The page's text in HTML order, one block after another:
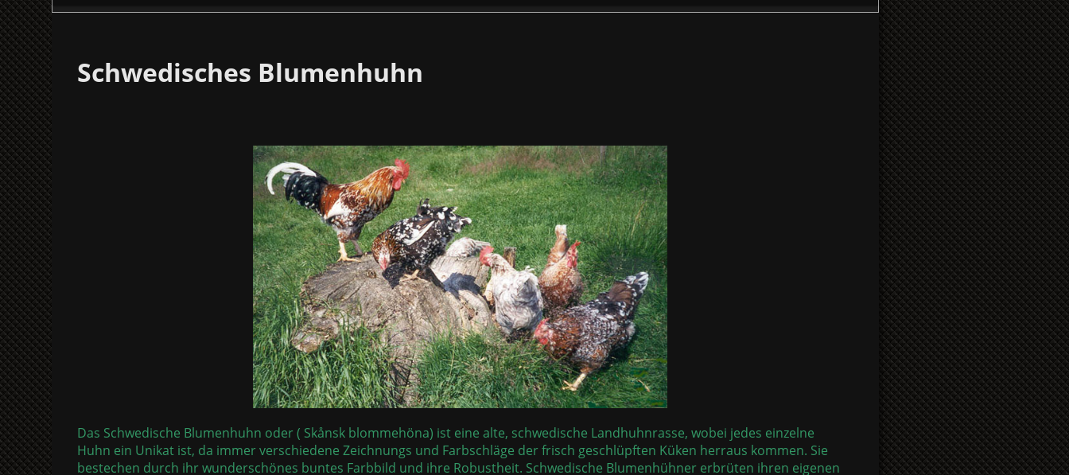
Schwedisches Blumenhuhn
Das Schwedische Blumenhuhn oder ( Skånsk blommehöna) ist eine alte, schwedische Landhuhnrasse, wobei jedes einzelne
Huhn ein Unikat ist, da immer verschiedene Zeichnungs und Farbschläge der frisch geschlüpften Küken herraus kommen. Sie
bestechen durch ihr wunderschönes buntes Farbbild und ihre Robustheit. Schwedische Blumenhühner erbrüten ihren eigenen